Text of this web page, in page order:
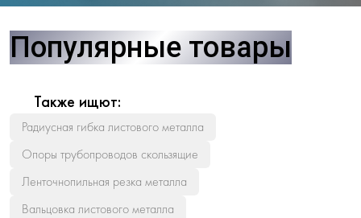
Популярные товары
Также ищют:
Радиусная гибка листового металла
Опоры трубопроводов скользящие
Ленточнопильная резка металла
Вальцовка листового металла